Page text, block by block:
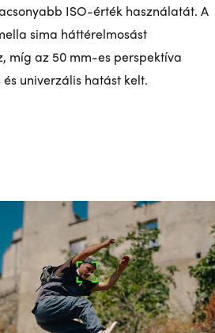
ISO-érték használatát. A
sima háttérelmosást
míg az 50 mm-es perspektíva
univerzális hatást kelt.